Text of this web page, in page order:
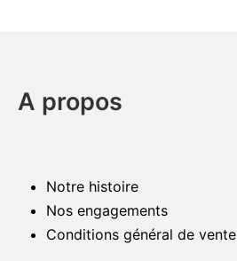
A propos
Notre histoire
Nos engagements
Conditions général de vente